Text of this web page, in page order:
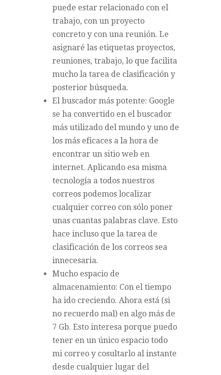
puede estar relacionado con el
trabajo, con un proyecto
concreto y con una reunión. Le
asignaré las etiquetas proyectos,
reuniones, trabajo, lo que facilita
mucho la tarea de clasificación y
posterior búsqueda.
El buscador más potente: Google
se ha convertido en el buscador
más utilizado del mundo y uno de
los más eficaces a la hora de
encontrar un sitio web en
internet. Aplicando esa misma
tecnología a todos nuestros
correos podemos localizar
cualquier correo con sólo poner
unas cuantas palabras clave. Esto
hace incluso que la tarea de
clasificación de los correos sea
innecesaria.
Mucho espacio de
almacenamiento: Con el tiempo
ha ido creciendo. Ahora está (si
no recuerdo mal) en algo más de
7 Gb. Esto interesa porque puedo
tener en un único espacio todo
mi correo y cosultarlo al instante
desde cualquier lugar del